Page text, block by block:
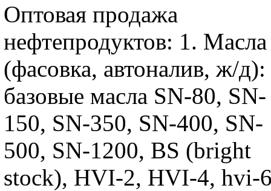
Оптовая продажа
нефтепродуктов: 1. Масла
(фасовка, автоналив, ж/
базовые масла SN-80, SN-
150, SN-350, SN-400, SN-
500, SN-1200, BS (bright
stock), HVI-2, HVI-4, hvi-